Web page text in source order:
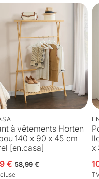
à vêtements Horten
140 x 90 x 45 cm
[en.casa]
solde
€ 58,99 €
x